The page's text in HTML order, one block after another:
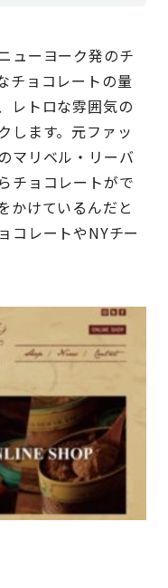
ューヨーク発のチ
チョコレートの量
レトロな雰囲気の
します。元ファッ
マリベル・リーバ
チョコレートがで
かけているんだと
コレートやNYチー